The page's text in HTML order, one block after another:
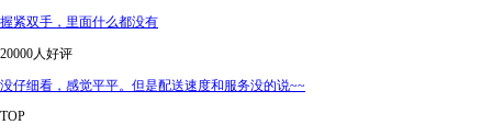
握紧双手，里面什么都没有
20000人好评
没仔细看，感觉平平。但是配送速度和服务没的说~~
TOP